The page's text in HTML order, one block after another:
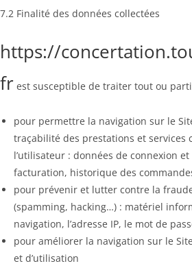
7.2 Finalité des données collectées
https://
fr est susceptible de traiter tout ou
pour permettre la navigation sur le
traçabilité des prestations et services
l’utilisateur : données de connexion
facturation, historique des
pour prévenir et lutter contre la
(spamming, hacking…) : matériel
navigation, l’adresse IP, le mot de
pour améliorer la navigation sur le
et d’utilisation